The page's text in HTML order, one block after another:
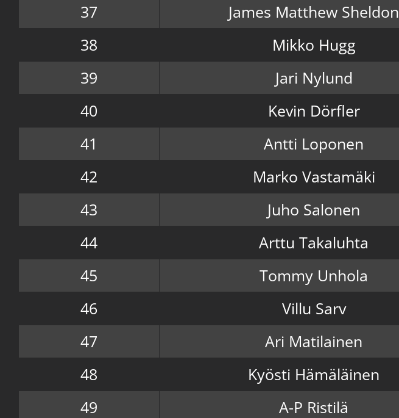
37
James Matthew Sheldon
38
Mikko Hugg
39
Jari Nylund
40
Kevin Dörfler
41
Antti Loponen
42
Marko Vastamäki
43
Juho Salonen
44
Arttu Takaluhta
45
Tommy Unhola
46
Villu Sarv
47
Ari Matilainen
48
Kyösti Hämäläinen
49
A-P Ristilä